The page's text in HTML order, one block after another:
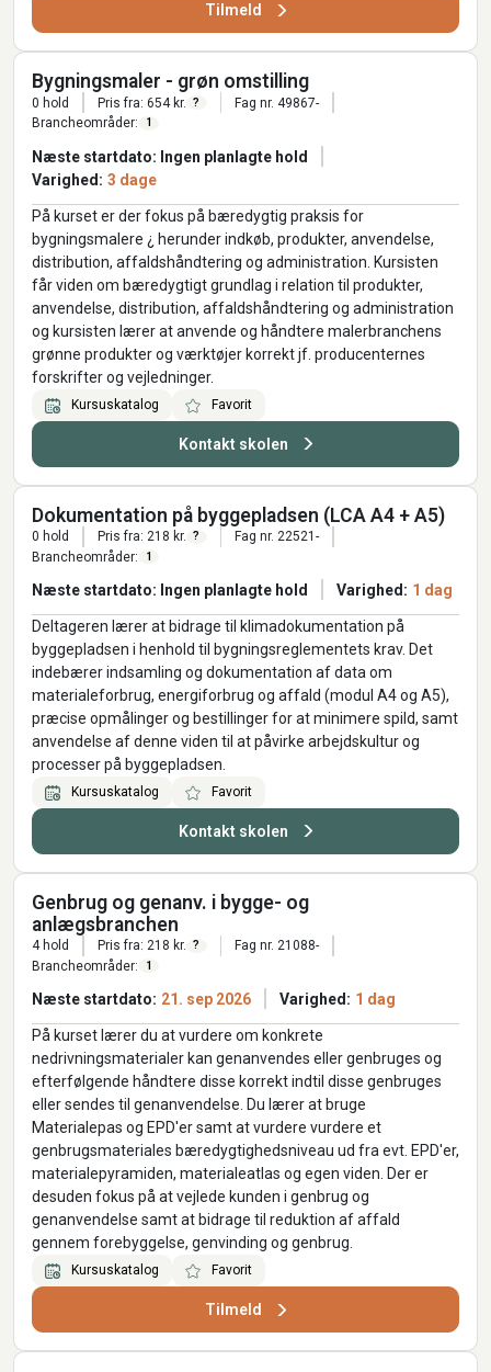
Tilmeld
Bygningsmaler - grøn omstilling
0 hold Pris fra: 654 kr. ?
Fag nr. 49867-
Brancheområder:
1
Næste startdato: Ingen planlagte hold
Varighed: 3 dage
På kurset er der fokus på bæredygtig praksis for
bygningsmalere ¿ herunder indkøb, produkter, anvendelse,
distribution, affaldshåndtering og administration. Kursisten
får viden om bæredygtigt grundlag i relation til produkter,
anvendelse, distribution, affaldshåndtering og administration
og kursisten lærer at anvende og håndtere malerbranchens
grønne produkter og værktøjer korrekt jf. producenternes
forskrifter og vejledninger.
Kursuskatalog Favorit
Kontakt skolen
Dokumentation på byggepladsen (LCA A4 + A5)
0 hold Pris fra: 218 kr. ?
Fag nr. 22521-
Brancheområder:
1
Næste startdato: Ingen planlagte hold Varighed: 1 dag
Deltageren lærer at bidrage til klimadokumentation på
byggepladsen i henhold til bygningsreglementets krav. Det
indebærer indsamling og dokumentation af data om
materialeforbrug, energiforbrug og affald (modul A4 og A5),
præcise opmålinger og bestillinger for at minimere spild, samt
anvendelse af denne viden til at påvirke arbejdskultur og
processer på byggepladsen.
Kursuskatalog Favorit
Kontakt skolen
Genbrug og genanv. i bygge- og
anlægsbranchen
4 hold Pris fra: 218 kr. ?
Fag nr. 21088-
Brancheområder:
1
Næste startdato: 21. sep 2026 Varighed: 1 dag
På kurset lærer du at vurdere om konkrete
nedrivningsmaterialer kan genanvendes eller genbruges og
efterfølgende håndtere disse korrekt indtil disse genbruges
eller sendes til genanvendelse. Du lærer at bruge
Materialepas og EPD'er samt at vurdere vurdere et
genbrugsmateriales bæredygtighedsniveau ud fra evt. EPD'er,
materialepyramiden, materialeatlas og egen viden. Der er
desuden fokus på at vejlede kunden i genbrug og
genanvendelse samt at bidrage til reduktion af affald
gennem forebyggelse, genvinding og genbrug.
Kursuskatalog Favorit
Tilmeld